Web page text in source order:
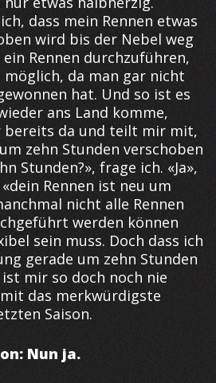
dass mein Rennen etwas
wird bis der Nebel weg
Rennen durchzuführen,
da man gar nicht
hat. Und so ist es
ans Land komme,
bereits da und teilt mir mit,
zehn Stunden verschoben
Stunden?», frage ich. «Ja»,
Rennen ist neu um
nicht alle Rennen
werden können
sein muss. Doch dass ich
gerade um zehn Stunden
mir so doch noch nie
das merkwürdigste
Saison.
Nun ja.